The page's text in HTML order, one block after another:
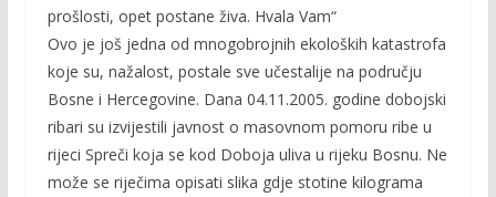
prošlosti, opet postane živa. Hvala Vam“
Ovo je još jedna od mnogobrojnih ekoloških katastrofa
koje su, nažalost, postale sve učestalije na području
Bosne i Hercegovine. Dana 04.11.2005. godine dobojski
ribari su izvijestili javnost o masovnom pomoru ribe u
rijeci Spreči koja se kod Doboja uliva u rijeku Bosnu. Ne
može se riječima opisati slika gdje stotine kilograma